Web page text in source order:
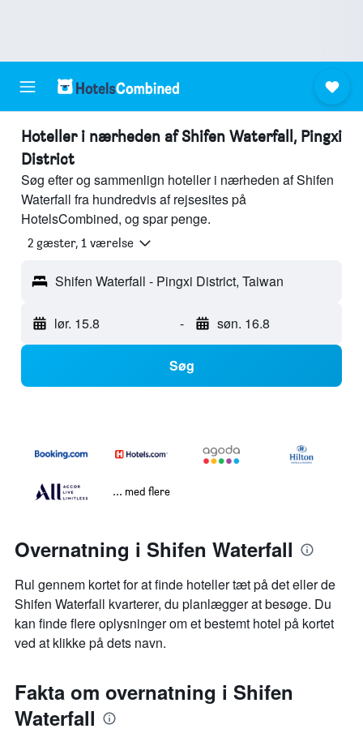
Hoteller i nærheden af Shifen Waterfall, Pingxi
District
Søg efter og sammenlign hoteller i nærheden af Shifen
Waterfall fra hundredvis af rejsesites på
HotelsCombined, og spar penge.
2 gæster, 1 værelse
Shifen Waterfall - Pingxi District, Taiwan
lør. 15.8 - søn. 16.8
Søg
... med flere
Overnatning i Shifen Waterfall
Rul gennem kortet for at finde hoteller tæt på det eller de
Shifen Waterfall kvarterer, du planlægger at besøge. Du
kan finde flere oplysninger om et bestemt hotel på kortet
ved at klikke på dets navn.
Fakta om overnatning i Shifen
Waterfall